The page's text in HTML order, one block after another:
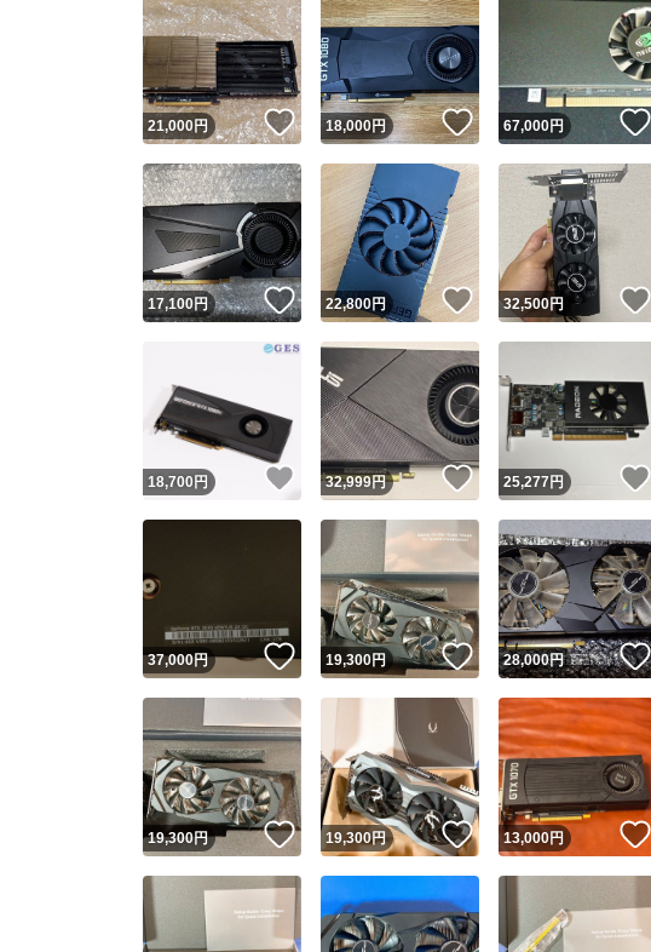
21,000円 いいね！
18,000円 いいね！
67,000円
17,100円 いいね！
22,800円 いいね！
32,500円
18,700 円 いいね！
32,999円 いいね！
25,277円
37,000円 いいね！
19,300円 いいね！
28,000円
19,300円 いいね！
19,300円 いいね！
13,000円